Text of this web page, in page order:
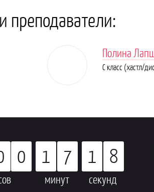
преподаватели:
Полина
C класс (хастл/
0 1 7
минут
1 7
секунд